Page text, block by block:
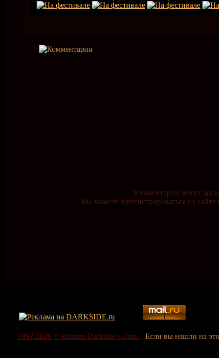
Комментарии могут
Вы можете зарегистрироваться на сайте
1997-2026 © Russian Darkside e-Zine. Если вы нашли на